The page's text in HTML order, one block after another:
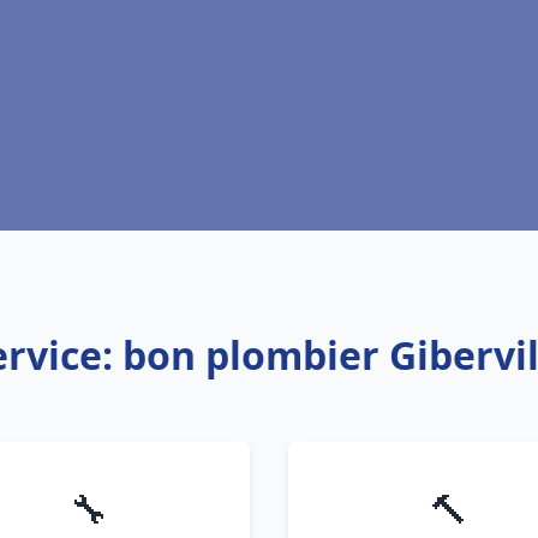
bon plombier
🔧 🔨